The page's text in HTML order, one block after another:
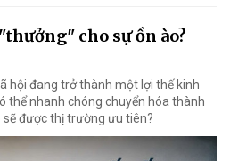
cho sự ồn ào?
hội đang trở thành một lợi thế kinh
thể nhanh chóng chuyển hóa thành
được thị trường ưu tiên?